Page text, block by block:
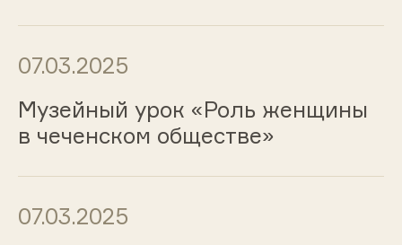
07.03.2025
Музейный урок «Роль женщины
в чеченском обществе»
07.03.2025